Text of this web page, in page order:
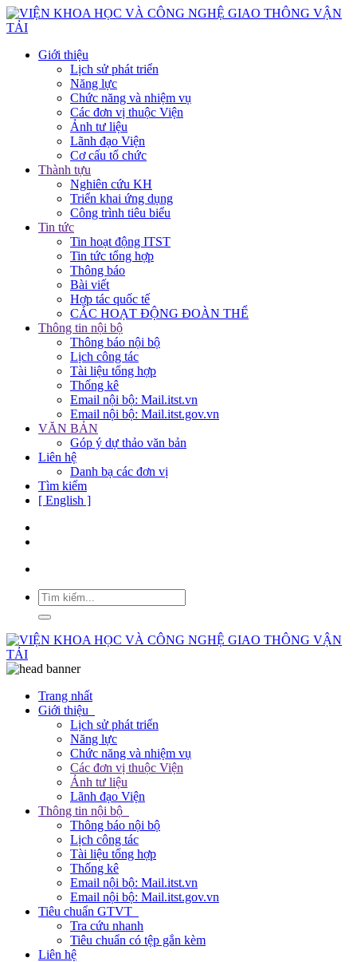
Giới thiệu
Lịch sử phát triển
Năng lực
Chức năng và nhiệm vụ
Các đơn vị thuộc Viện
Ảnh tư liệu
Lãnh đạo Viện
Cơ cấu tổ chức
Thành tựu
Nghiên cứu KH
Triển khai ứng dụng
Công trình tiêu biểu
Tin tức
Tin hoạt động ITST
Tin tức tổng hợp
Thông báo
Bài viết
Hợp tác quốc tế
CÁC HOẠT ĐỘNG ĐOÀN THỂ
Thông tin nội bộ
Thông báo nội bộ
Lịch công tác
Tài liệu tổng hợp
Thống kê
Email nội bộ: Mail.itst.vn
Email nội bộ: Mail.itst.gov.vn
VĂN BẢN
Góp ý dự thảo văn bản
Liên hệ
Danh bạ các đơn vị
Tìm kiếm
[ English ]
Trang nhất
Giới thiệu
Lịch sử phát triển
Năng lực
Chức năng và nhiệm vụ
Các đơn vị thuộc Viện
Ảnh tư liệu
Lãnh đạo Viện
Thông tin nội bộ
Thông báo nội bộ
Lịch công tác
Tài liệu tổng hợp
Thống kê
Email nội bộ: Mail.itst.vn
Email nội bộ: Mail.itst.gov.vn
Tiêu chuẩn GTVT
Tra cứu nhanh
Tiêu chuẩn có tệp gắn kèm
Liên hệ